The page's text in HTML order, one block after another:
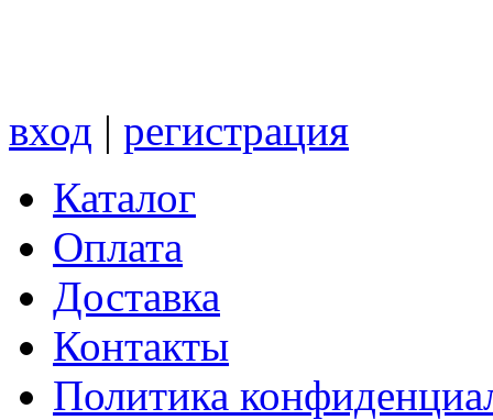
вход | регистрация
Каталог
Оплата
Доставка
Контакты
Политика